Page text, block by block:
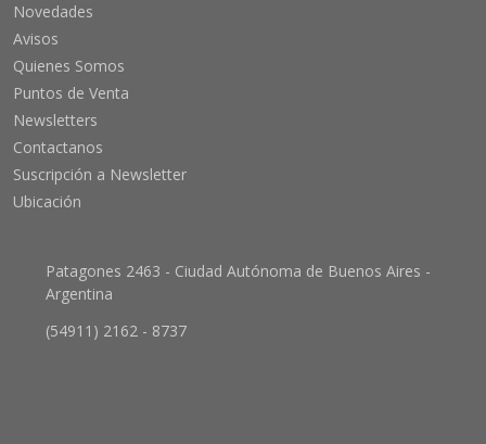
Novedades
Avisos
Quienes Somos
Puntos de Venta
Newsletters
Contactanos
Suscripción a Newsletter
Ubicación
Patagones 2463 - Ciudad Autónoma de Buenos Aires -
Argentina
(54911) 2162 - 8737